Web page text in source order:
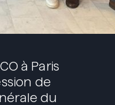
à Paris
de
du